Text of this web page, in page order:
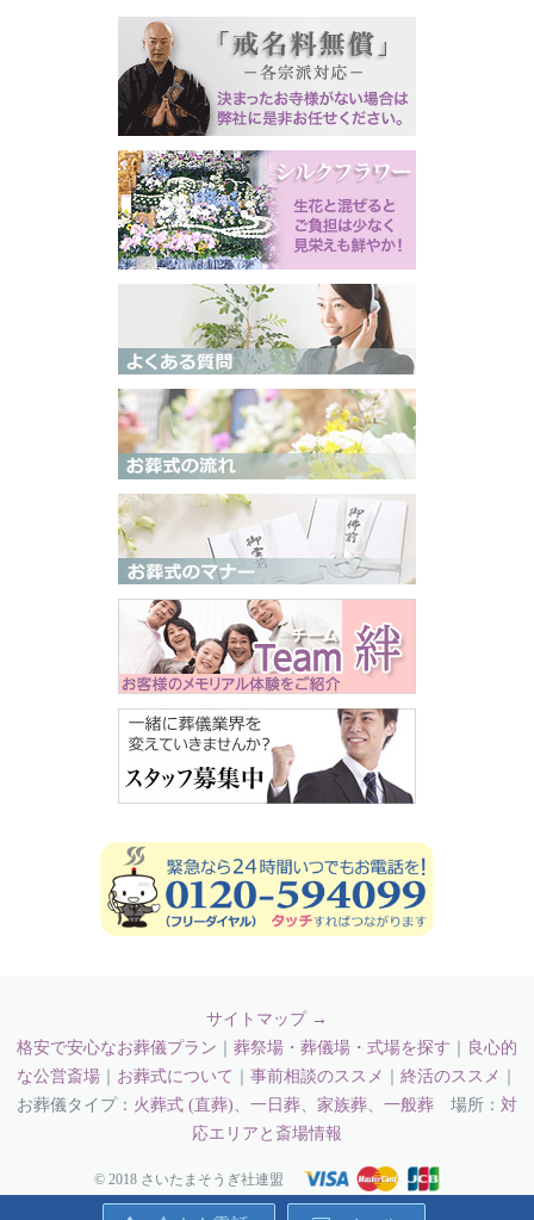
サイトマップ →
格安で安心なお葬儀プラン
葬祭場・葬儀場・式場を探す
良心的
な公営斎場
お葬式について 事前相談のススメ 終活のススメ
お葬儀タイプ： 火葬式 (直葬) 一日葬 家族葬 一般葬 場所： 対
応エリアと斎場情報
© 2018 さいたまそうぎ社連盟